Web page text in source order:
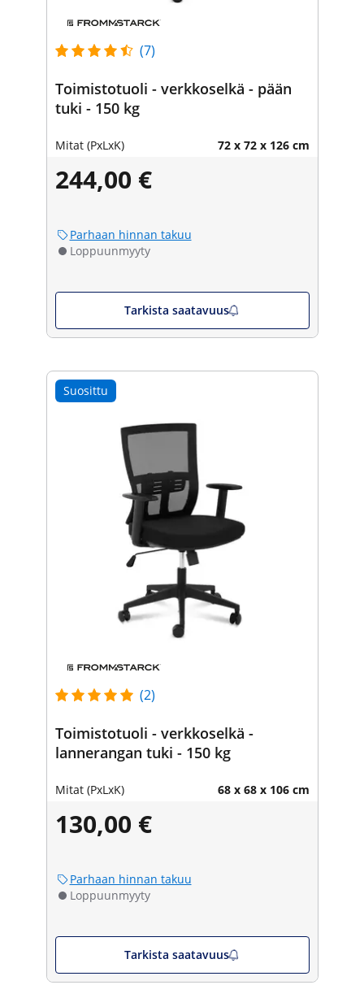
(7)
Toimistotuoli - verkkoselkä - pään
tuki - 150 kg
Mitat (PxLxK) 72 x 72 x 126 cm
244,00 €
Parhaan hinnan takuu
Loppuunmyyty
Tarkista saatavuus
Suosittu
(2)
Toimistotuoli - verkkoselkä -
lannerangan tuki - 150 kg
Mitat (PxLxK) 68 x 68 x 106 cm
130,00 €
Parhaan hinnan takuu
Loppuunmyyty
Tarkista saatavuus